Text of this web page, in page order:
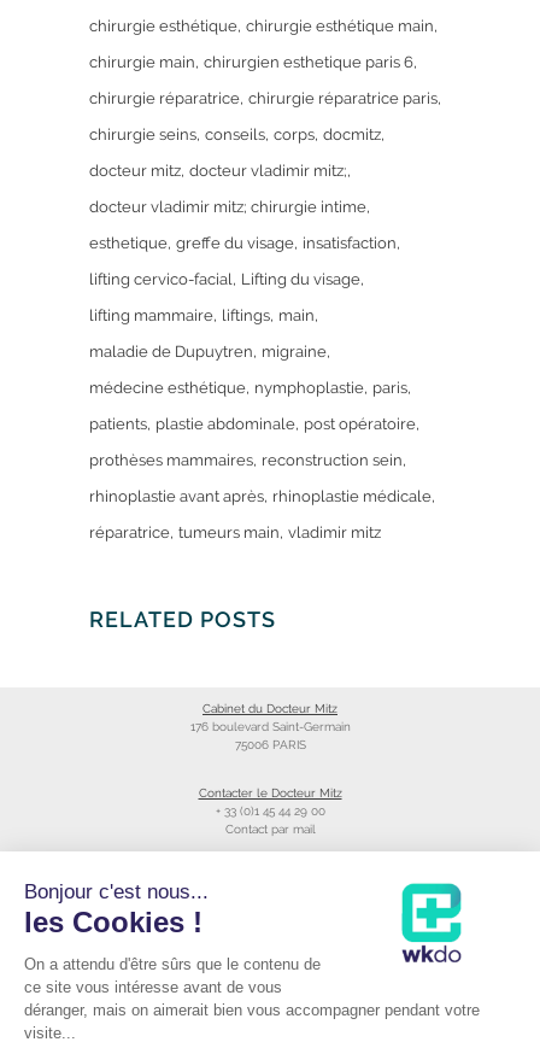
chirurgie esthétique chirurgie esthétique main
chirurgie main chirurgien esthetique paris 6
chirurgie réparatrice chirurgie réparatrice paris
chirurgie seins conseils corps docmitz
docteur mitz docteur vladimir mitz;
docteur vladimir mitz; chirurgie intime
esthetique greffe du visage insatisfaction
lifting cervico-facial Lifting du visage
lifting mammaire liftings main
maladie de Dupuytren migraine
médecine esthétique nymphoplastie paris
patients plastie abdominale post opératoire
prothèses mammaires reconstruction sein
rhinoplastie avant après rhinoplastie médicale
réparatrice tumeurs main vladimir mitz
RELATED POSTS
Cabinet du Docteur Mitz
176 boulevard Saint-Germain
75006 PARIS
Contacter le Docteur Mitz
+ 33 (0)1 45 44 29 00
Contact par mail
Raccourcis
Prendre RDV avec le Docteur Mitz
Podcast du Dr Mitz
Bonjour c'est nous...
les Cookies !
On a attendu d'être sûrs que le contenu de
ce site vous intéresse avant de vous
déranger, mais on aimerait bien vous accompagner pendant votre
visite...